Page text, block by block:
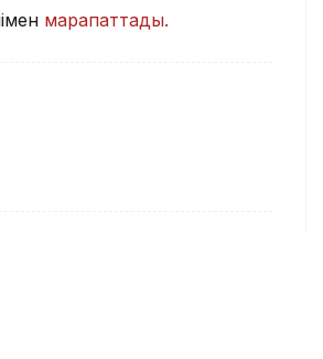
марапаттады.